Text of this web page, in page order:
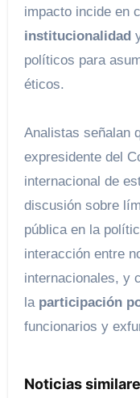
impacto incide en
institucionalidad
políticos para
éticos.
Analistas señalan
expresidente del
internacional de
discusión sobre
pública en la
interacción entre
internacionales, y
la participación
funcionarios y
Noticias